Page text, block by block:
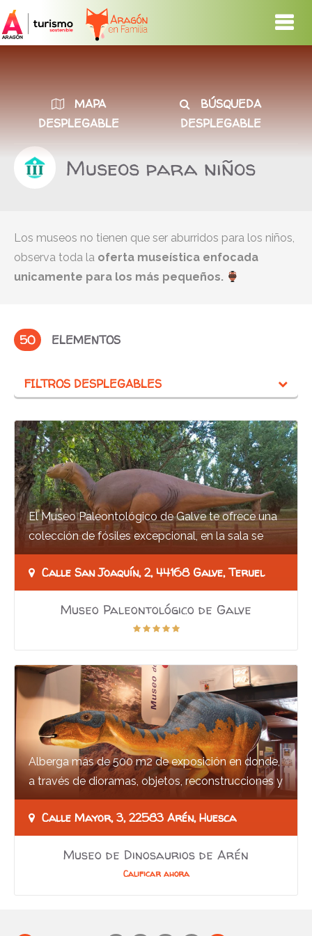
MAPA
DESPLEGABLE
BÚSQUEDA
DESPLEGABLE
Museos para niños
Los museos no tienen que ser aburridos para los niños,
observa toda la oferta museística enfocada
unicamente para los más pequeños.
50 ELEMENTOS
FILTROS DESPLEGABLES
El Museo Paleontológico de Galve te ofrece una
colección de fósiles excepcional, en la sala se
exponen restos de Cretácico Inferior y de…
Calle San Joaquín, 2, 44168 Galve, Teruel
Museo Paleontológico de Galve
Alberga más de 500 m2 de exposición en donde,
a través de dioramas, objetos, reconstrucciones y
audiovisuales, y mediante un lenguaje…
Calle Mayor, 3, 22583 Arén, Huesca
Museo de Dinosaurios de Arén
Calificar ahora